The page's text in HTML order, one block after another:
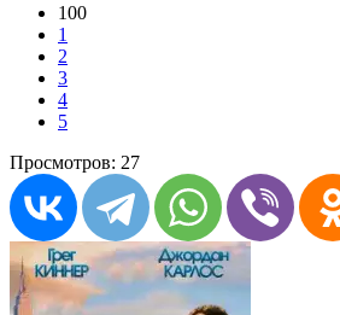
100
1
2
3
4
5
Просмотров: 27